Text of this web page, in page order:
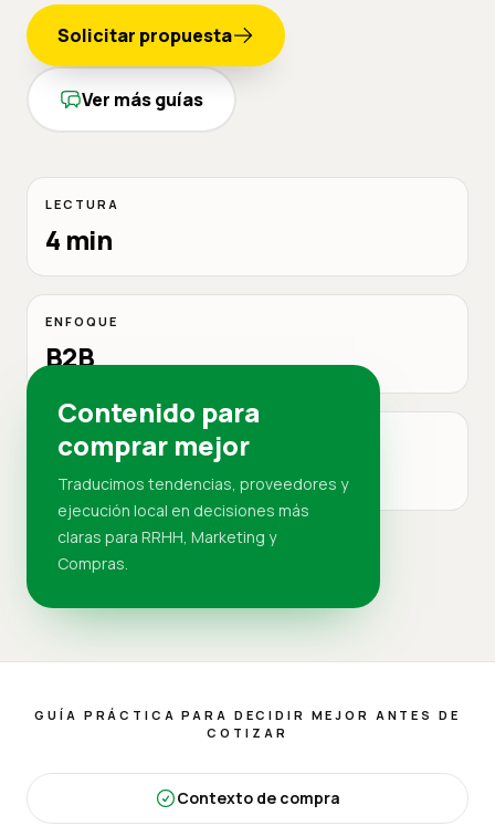
Solicitar propuesta
Ver más guías
LECTURA
4 min
ENFOQUE
B2B
MERCADO
RD
Contenido para
comprar mejor
Traducimos tendencias, proveedores y
ejecución local en decisiones más
claras para RRHH, Marketing y
Compras.
GUÍA PRÁCTICA PARA DECIDIR MEJOR ANTES DE
COTIZAR
Contexto de compra